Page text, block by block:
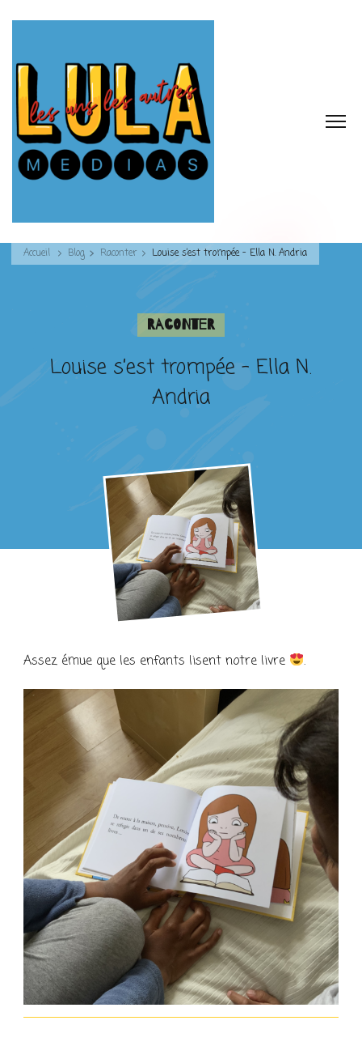
Accueil Blog Raconter Louise s’est trompée – Ella N. Andria
Raconter
Louise s’est trompée – Ella N.
Andria
Assez émue que les enfants lisent notre livre .